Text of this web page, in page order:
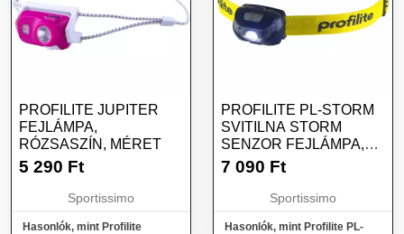
PROFILITE JUPITER
FEJLÁMPA,
RÓZSASZÍN, MÉRET
5 290 Ft
Sportissimo
Hasonlók, mint Profilite
PROFILITE PL-STORM
SVITILNA STORM
SENZOR FEJLÁMPA,
SÖTÉTSZÜRKE,
7 090 Ft
Sportissimo
Hasonlók, mint Profilite PL-